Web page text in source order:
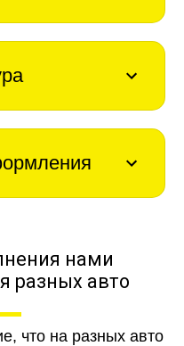
нами
разных авто
что на разных авто